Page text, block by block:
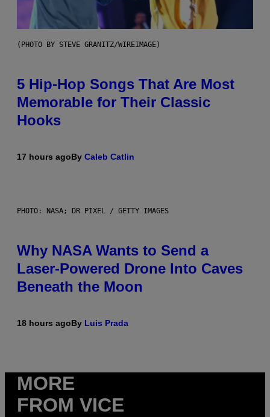
(PHOTO BY STEVE GRANITZ/WIREIMAGE)
5 Hip-Hop Songs That Are Most
Memorable for Their Classic
Hooks
17 hours agoBy Caleb Catlin
PHOTO: NASA; DR PIXEL / GETTY IMAGES
Why NASA Wants to Send a
Laser-Powered Drone Into Caves
Beneath the Moon
18 hours agoBy Luis Prada
MORE
FROM VICE